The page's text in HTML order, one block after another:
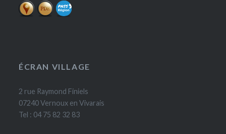
ÉCRAN VILLAGE
2 rue Raymond Finiels
07240 Vernoux en Vivarais
Tel : 04 75 82 32 83